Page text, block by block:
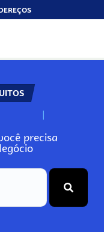
N
precisa